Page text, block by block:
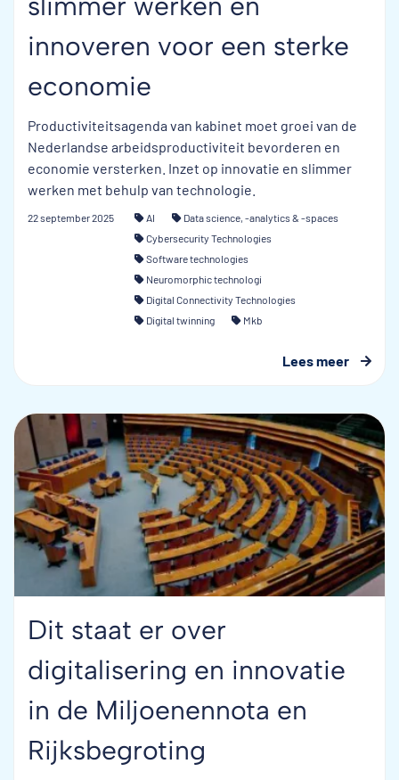
innoveren voor een sterke
economie
Productiviteitsagenda van kabinet moet groei van de
Nederlandse arbeidsproductiviteit bevorderen en
economie versterken. Inzet op innovatie en slimmer
werken met behulp van technologie.
22 september 2025 AI
Data science, -analytics & -spaces
Cybersecurity Technologies
Software technologies
Neuromorphic technologi
Digital Connectivity Technologies
Digital twinning
Mkb
Lees meer
Dit staat er over
digitalisering en innovatie
in de Miljoenennota en
Rijksbegroting